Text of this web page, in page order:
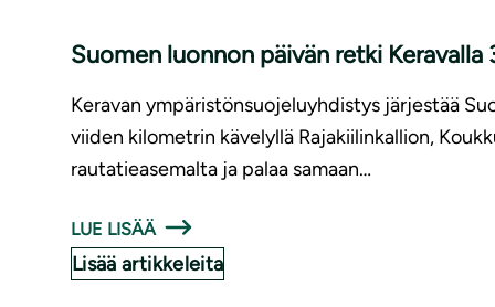
Suomen luonnon päivän retki Keravalla
Keravan ympäristönsuojeluyhdistys järjestää
viiden kilometrin kävelyllä Rajakiilinkallion,
rautatieasemalta ja palaa samaan…
LUE LISÄÄ
Lisää artikkeleita